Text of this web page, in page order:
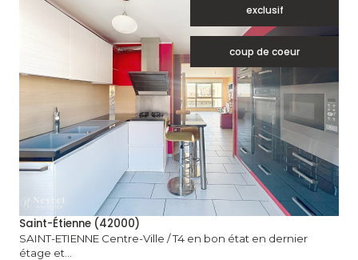
exclusif
coup de coeur
voir le bien
Saint-Étienne (42000)
SAINT-ETIENNE Centre-Ville / T4 en bon état en dernier
étage et...